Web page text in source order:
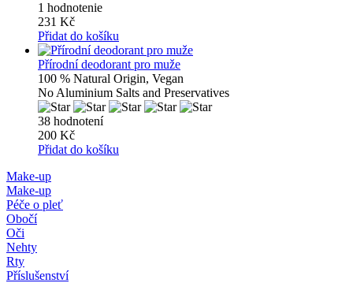
1 hodnotenie
231 Kč
Přidat do košíku
Přírodní deodorant pro muže
100 % Natural Origin, Vegan
No Aluminium Salts and Preservatives
38 hodnotení
200 Kč
Přidat do košíku
Make-up
Make-up
Péče o pleť
Obočí
Oči
Nehty
Rty
Příslušenství